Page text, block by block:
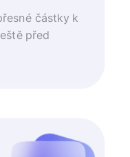
částky k
před